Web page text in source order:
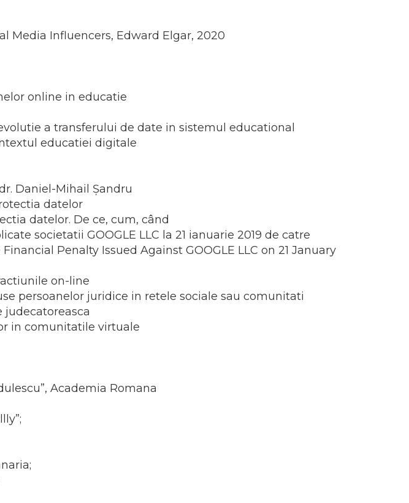
Media Influencers, Edward Elgar, 2020
online in educatie
a transferului de date in sistemul educational
educatiei digitale
Daniel-Mihail Șandru
datelor
datelor. De ce, cum, când
societatii GOOGLE LLC la 21 ianuarie 2019 de catre
Penalty Issued Against GOOGLE LLC on 21 January
on-line
persoanelor juridice in retele sociale sau comunitati
judecatoreasca
in comunitatile virtuale
Academia Romana